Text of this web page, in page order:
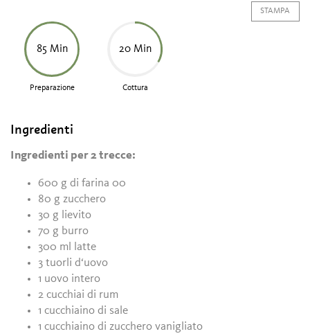
STAMPA
85 Min
Preparazione
20 Min
Cottura
Ingredienti
Ingredienti per 2 trecce:
600 g di farina 00
80 g zucchero
30 g lievito
70 g burro
300 ml latte
3 tuorli d‘uovo
1 uovo intero
2 cucchiai di rum
1 cucchiaino di sale
1 cucchiaino di zucchero vanigliato